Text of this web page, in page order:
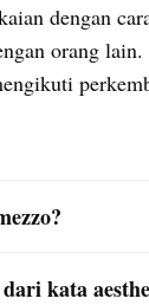
dengan
orang
kata